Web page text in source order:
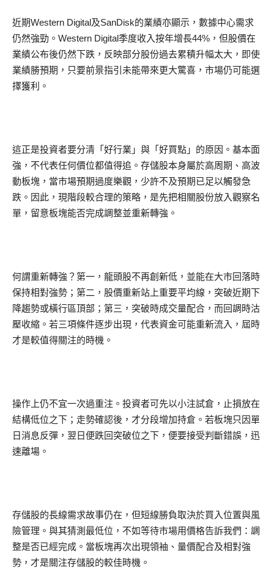
近期Western Digital及SanDisk的業績亦顯示，數據中心需求
仍然強勁。Western Digital季度收入按年增長44%，但股價在
業績公布後仍然下跌，反映部分股份過去累積升幅太大，即使
業績勝預期，只要前景指引未能帶來更大驚喜，市場仍可能選
擇獲利。
這正是投資者要分清「好行業」與「好買點」的原因。基本面
強，不代表任何價位都值得追。存儲股本身屬於高周期、高波
動板塊，當市場預期過度樂觀，少許不及預期已足以觸發急
跌。因此，現階段較合理的策略，是先把相關股份放入觀察名
單，留意板塊能否完成調整並重新轉強。
何謂重新轉強？第一，龍頭股不再創新低，並能在大市回落時
保持相對強勢；第二，股價重新站上重要平均線，突破近期下
降趨勢或橫行區頂部；第三，突破時成交量配合，而回調時沽
壓收縮。若三項條件逐步出現，代表資金可能重新流入，屆時
才是較值得關注的時機。
操作上仍不宜一次過重注。投資者可先以小注試倉，止損放在
結構低位之下；走勢確認後，才分段增加持倉。若板塊只因單
日消息反彈，翌日便跌回突破位之下，便要接受判斷錯誤，迅
速離場。
存儲股的長線需求故事仍在，但短線勝負取決於買入位置與風
險管理。與其猜測最低位，不如等待市場用價格告訴我們：調
整是否已經完成。當板塊再次出現領袖、量價配合及相對強
勢，才是關注存儲股的較佳時機。